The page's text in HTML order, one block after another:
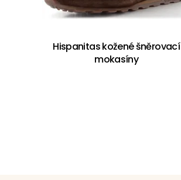
Hispanitas kožené šněrovací
mokasíny